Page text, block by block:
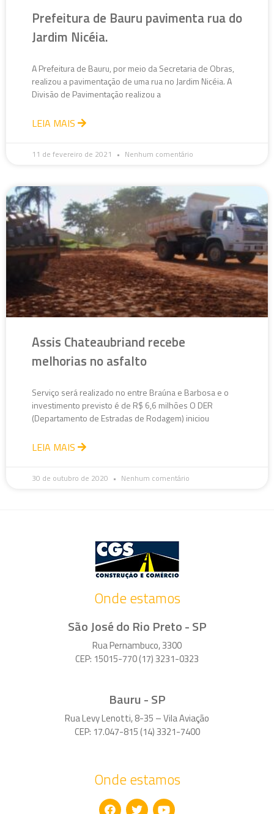
Prefeitura de Bauru pavimenta rua do
Jardim Nicéia.
A Prefeitura de Bauru, por meio da Secretaria de Obras,
realizou a pavimentação de uma rua no Jardim Nicéia. A
Divisão de Pavimentação realizou a
LEIA MAIS
11 de fevereiro de 2021 Nenhum comentário
Assis Chateaubriand recebe
melhorias no asfalto
Serviço será realizado no entre Braúna e Barbosa e o
investimento previsto é de R$ 6,6 milhões O DER
(Departamento de Estradas de Rodagem) iniciou
LEIA MAIS
30 de outubro de 2020 Nenhum comentário
Onde estamos
São José do Rio Preto - SP
Rua Pernambuco, 3300
CEP: 15015-770 (17) 3231-0323
Bauru - SP
Rua Levy Lenotti, 8-35 – Vila Aviação
CEP: 17.047-815 (14) 3321-7400
Onde estamos